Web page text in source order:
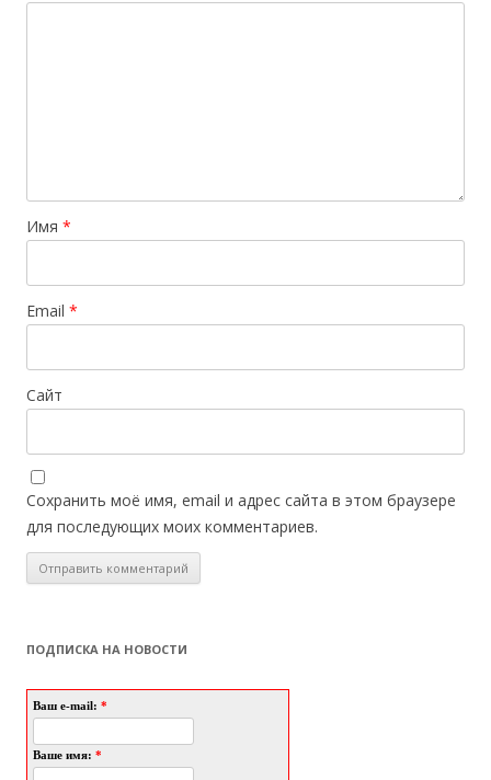
Имя *
Email *
Сайт
Сохранить моё имя, email и адрес сайта в этом браузере
для последующих моих комментариев.
ПОДПИСКА НА НОВОСТИ
Ваш e-mail: *
Ваше имя: *